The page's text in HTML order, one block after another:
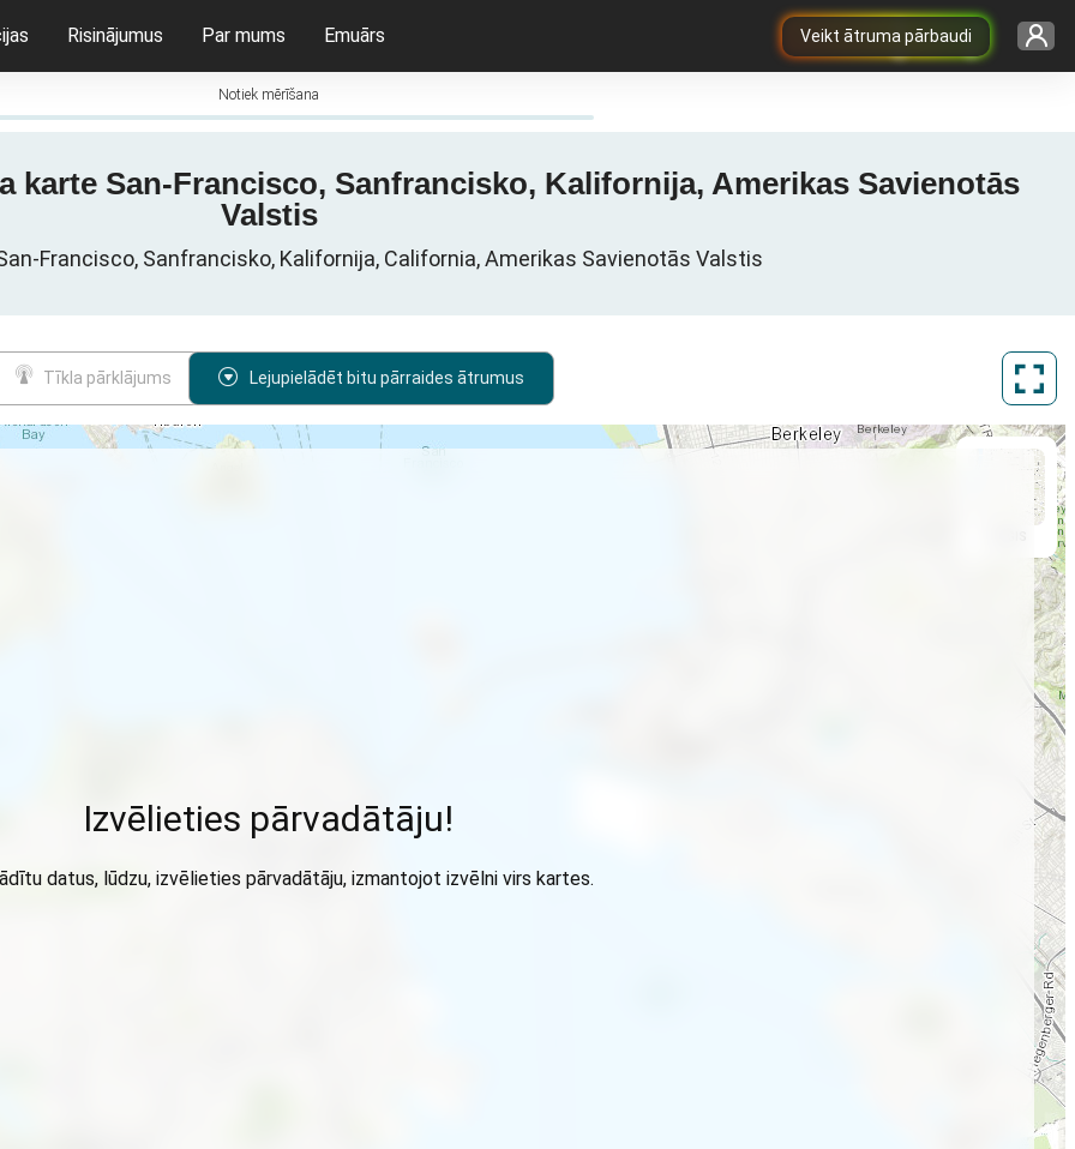
Veikt ātruma pārbaudi
Risinājumus Par mums Emuārs
Notiek mērīšana
karte San-Francisco, Sanfrancisko, Kalifornija, Amerikas Savienotās
Valstis
Francisco, Sanfrancisko, Kalifornija, California, Amerikas Savienotās Valstis
Tīkla pārklājums Lejupielādēt bitu pārraides ātrumus
Izvēlieties pārvadātāju!
datus, lūdzu, izvēlieties pārvadātāju, izmantojot izvēlni virs kartes.